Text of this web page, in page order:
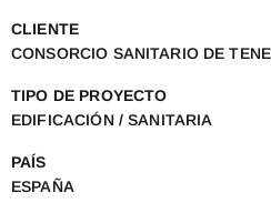
CLIENTE
CONSORCIO SANITARIO DE
TIPO DE PROYECTO
EDIFICACIÓN / SANITARIA
PAÍS
ESPAÑA